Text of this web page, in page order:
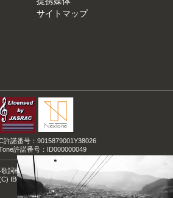
サイトマップ
許諾番号：9015879001Y38026
許諾番号：ID000000049
詞検索サイトの決定版！うたてん
IBG Media. All Rights Reserved.